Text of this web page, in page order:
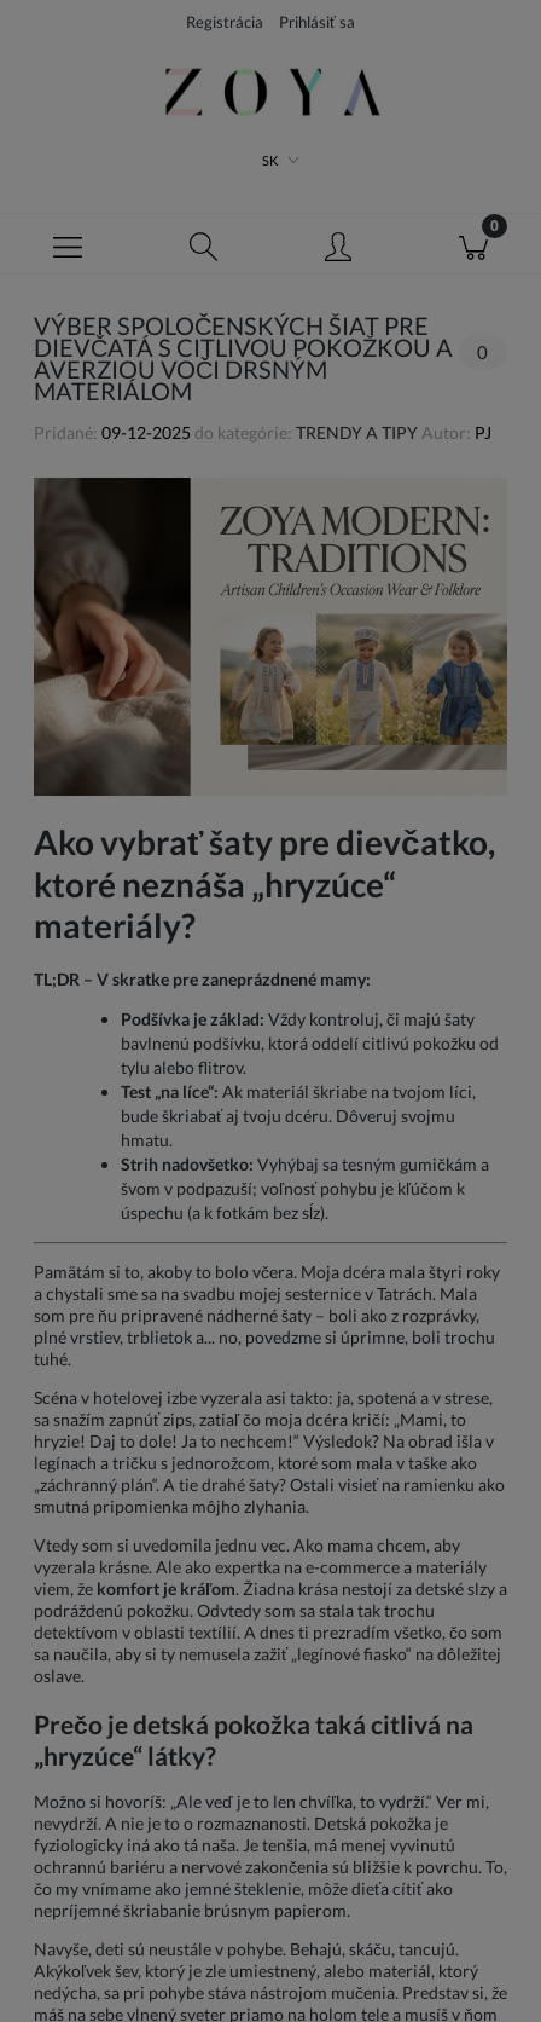
Registrácia Prihlásiť sa
SK
VÝBER SPOLOČENSKÝCH ŠIAT PRE
DIEVČATÁ S CITLIVOU POKOŽKOU A
AVERZIOU VOČI DRSNÝM
MATERIÁLOM
0
Pridané: 09-12-2025 do kategórie: TRENDY A TIPY Autor: PJ
Ako vybrať šaty pre dievčatko,
ktoré neznáša „hryzúce“
materiály?
TL;DR – V skratke pre zaneprázdnené mamy:
Podšívka je základ: Vždy kontroluj, či majú šaty
bavlnenú podšívku, ktorá oddelí citlivú pokožku od
tylu alebo flitrov.
Test „na líce“: Ak materiál škriabe na tvojom líci,
bude škriabať aj tvoju dcéru. Dôveruj svojmu
hmatu.
Strih nadovšetko: Vyhýbaj sa tesným gumičkám a
švom v podpazuší; voľnosť pohybu je kľúčom k
úspechu (a k fotkám bez sĺz).
Pamätám si to, akoby to bolo včera. Moja dcéra mala štyri roky
a chystali sme sa na svadbu mojej sesternice v Tatrách. Mala
som pre ňu pripravené nádherné šaty – boli ako z rozprávky,
plné vrstiev, trblietok a... no, povedzme si úprimne, boli trochu
tuhé.
Scéna v hotelovej izbe vyzerala asi takto: ja, spotená a v strese,
sa snažím zapnúť zips, zatiaľ čo moja dcéra kričí: „Mami, to
hryzie! Daj to dole! Ja to nechcem!“ Výsledok? Na obrad išla v
legínach a tričku s jednorožcom, ktoré som mala v taške ako
„záchranný plán“. A tie drahé šaty? Ostali visieť na ramienku ako
smutná pripomienka môjho zlyhania.
Vtedy som si uvedomila jednu vec. Ako mama chcem, aby
vyzerala krásne. Ale ako expertka na e-commerce a materiály
viem, že komfort je kráľom. Žiadna krása nestojí za detské slzy a
podráždenú pokožku. Odvtedy som sa stala tak trochu
detektívom v oblasti textílií. A dnes ti prezradím všetko, čo som
sa naučila, aby si ty nemusela zažiť „legínové fiasko“ na dôležitej
oslave.
Prečo je detská pokožka taká citlivá na
„hryzúce“ látky?
Možno si hovoríš: „Ale veď je to len chvíľka, to vydrží.“ Ver mi,
nevydrží. A nie je to o rozmaznanosti. Detská pokožka je
fyziologicky iná ako tá naša. Je tenšia, má menej vyvinutú
ochrannú bariéru a nervové zakončenia sú bližšie k povrchu. To,
čo my vnímame ako jemné šteklenie, môže dieťa cítiť ako
nepríjemné škriabanie brúsnym papierom.
Navyše, deti sú neustále v pohybe. Behajú, skáču, tancujú.
Akýkoľvek šev, ktorý je zle umiestnený, alebo materiál, ktorý
nedýcha, sa pri pohybe stáva nástrojom mučenia. Predstav si, že
máš na sebe vlnený sveter priamo na holom tele a musíš v ňom